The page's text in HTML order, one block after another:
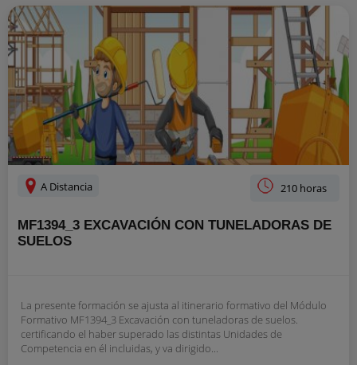
A Distancia 210 horas
MF1394_3 EXCAVACIÓN CON TUNELADORAS DE
SUELOS
La presente formación se ajusta al itinerario formativo del Módulo
Formativo MF1394_3 Excavación con tuneladoras de suelos.
certificando el haber superado las distintas Unidades de
Competencia en él incluidas, y va dirigido...